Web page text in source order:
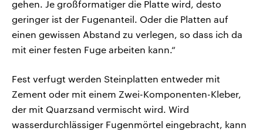
gehen. Je großformatiger die Platte wird, desto
geringer ist der Fugenanteil. Oder die Platten auf
einen gewissen Abstand zu verlegen, so dass ich da
mit einer festen Fuge arbeiten kann.“
Fest verfugt werden Steinplatten entweder mit
Zement oder mit einem Zwei-Komponenten-Kleber,
der mit Quarzsand vermischt wird. Wird
wasserdurchlässiger Fugenmörtel eingebracht, kann